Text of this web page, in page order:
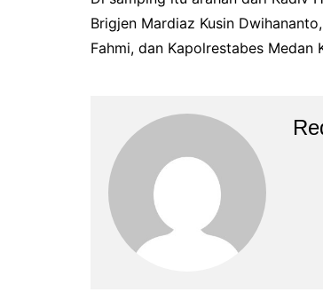
Brigjen Mardiaz Kusin
Fahmi, dan Kapolrestabes Medan